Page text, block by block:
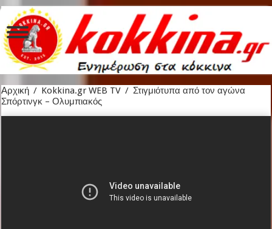
Αρχική / Kokkina.gr WEB TV / Στιγμιότυπα από τον αγώνα
Σπόρτινγκ – Ολυμπιακός